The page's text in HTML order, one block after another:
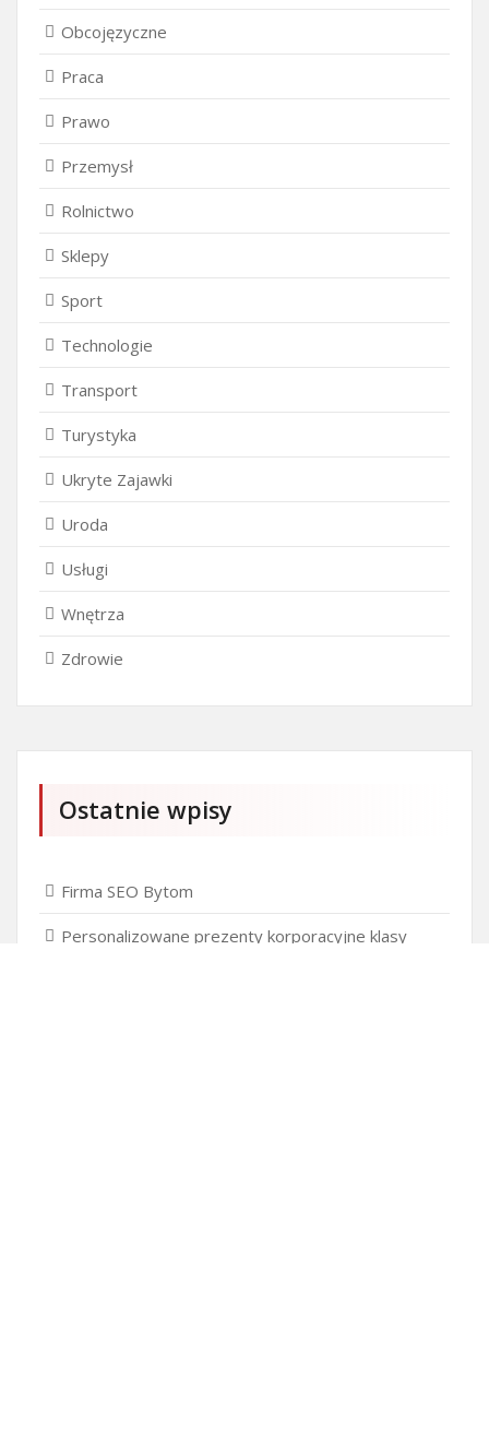
Obcojęzyczne
Praca
Prawo
Przemysł
Rolnictwo
Sklepy
Sport
Technologie
Transport
Turystyka
Ukryte Zajawki
Uroda
Usługi
Wnętrza
Zdrowie
Ostatnie wpisy
Firma SEO Bytom
Personalizowane prezenty korporacyjne klasy